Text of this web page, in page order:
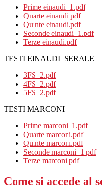
Prime einaudi_1.pdf
Quarte einaudi.pdf
Quinte einaudi.pdf
Seconde einaudi_1.pdf
Terze einaudi.pdf
TESTI EINAUDI_SERALE
3FS_2.pdf
4FS_2.pdf
5FS_2.pdf
TESTI MARCONI
Prime marconi_1.pdf
Quarte marconi.pdf
Quinte marconi.pdf
Seconde marconi_1.pdf
Terze marconi.pdf
Come si accede al